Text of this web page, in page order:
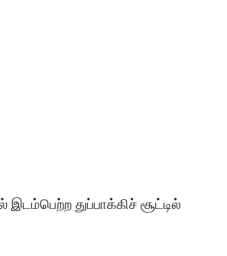
துப்பாக்கிச் சூட்டில்